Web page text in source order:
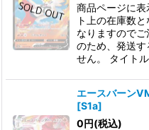
商品ページに
ト上の在庫数
なりますので
のため、発送す
せん。 タイト
エースバーン
[S1a]
0円(税込)